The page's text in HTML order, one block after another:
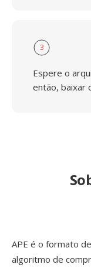
3
Espere o
então, baixar
APE é o formato
algoritmo de